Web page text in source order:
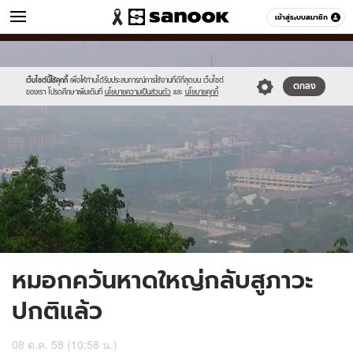
เข้าสู่ระบบสมาชิก
ข่าว หมวดอื่นๆ
เว็บไซต์นี้ใช้คุกกี้ เพื่อให้ท่านได้รับประสบการณ์การใช้งานที่ดีที่สุดบน เว็บไซต์
ของเรา โปรดศึกษาเพิ่มเติมที่ นโยบายความเป็นส่วนตัว และ นโยบายคุกกี้
ตกลง
new-
sanook.png
01.jpg
หมอกควันหาดใหญ่กลับสูภาวะ
ปกติแล้ว
08 ต.ค. 58 (10:58 น.)